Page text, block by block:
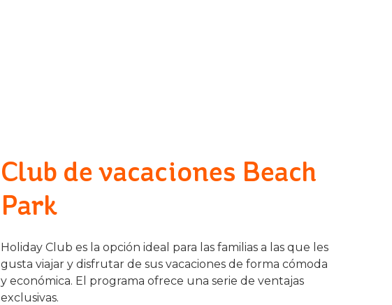
Club de vacaciones Beach
Park
Holiday Club es la opción ideal para las familias a las que les
gusta viajar y disfrutar de sus vacaciones de forma cómoda
y económica. El programa ofrece una serie de ventajas
exclusivas.